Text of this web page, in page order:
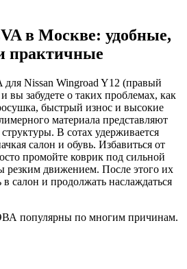
в Москве: удобные,
практичные
Nissan Wingroad Y12 (правый
вы забудете о таких проблемах, как
быстрый износ и высокие
материала представляют
В сотах удерживается
салон и обувь. Избавиться от
промойте коврик под сильной
резким движением. После этого их
салон и продолжать наслаждаться
популярны по многим причинам.